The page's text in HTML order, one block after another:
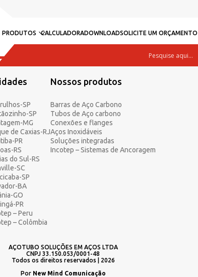
PRODUTOS CALCULADORADOWNLOADSOLICITE UM ORÇAMENTO
SP
SP
MG
de Caxias-RJ
PR
RS
do Sul-RS
SC
SP
BA
GO
PR
– Peru
– Colômbia
Nossos produtos
Barras de Aço Carbono
Tubos de Aço carbono
Conexões e flanges
Aços Inoxidáveis
Soluções integradas
Incotep – Sistemas de Ancoragem
AÇOTUBO SOLUÇÕES EM AÇOS LTDA
CNPJ 33.150.053/0001-48
Todos os direitos reservados | 2026
Por New Mind Comunicação